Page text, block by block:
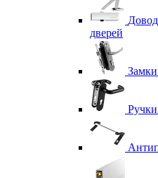
дверей